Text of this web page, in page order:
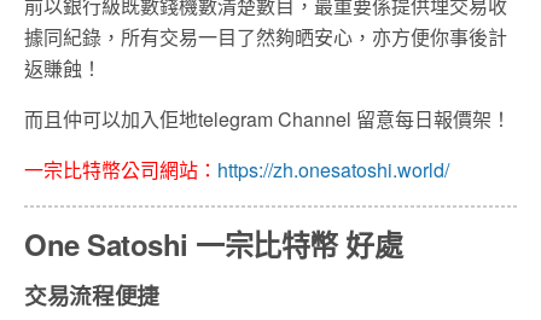
據同紀錄，所有交易一目了然夠晒安心，亦方便你事後計
返賺蝕！
而且仲可以加入佢地telegram Channel 留意每日報價架！
一宗比特幣公司網站： https://zh.onesatoshi.world/
One Satoshi 一宗比特幣 好處
交易流程便捷